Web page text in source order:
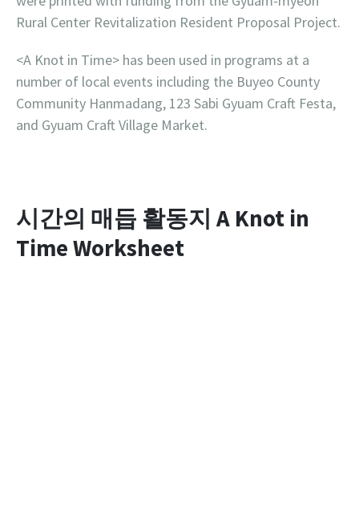
Rural Center Revitalization Resident Proposal Project.
<A Knot in Time> has been used in programs at a
number of local events including the Buyeo County
Community Hanmadang, 123 Sabi Gyuam Craft Festa,
and Gyuam Craft Village Market.
시간의 매듭 활동지 A Knot in
Time Worksheet